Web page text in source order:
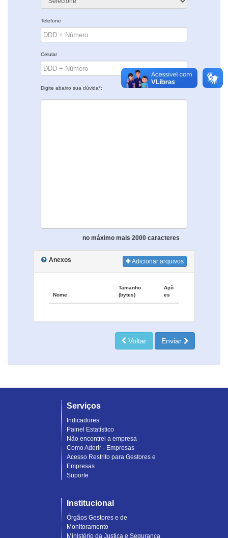
Telefone
Celular
Digite abaixo sua dúvida*:
no máximo mais 2000 caracteres
Anexos Adicionar arquivos
Nome
Tamanho
(bytes)
Açõ
es
Voltar Enviar
Serviços
Indicadores
Painel Estatístico
Não encontrei a empresa
Como Aderir - Empresas
Acesso Restrito para Gestores e
Empresas
Suporte
Institucional
Órgãos Gestores e de
Monitoramento
Ministério da Justiça e Segurança